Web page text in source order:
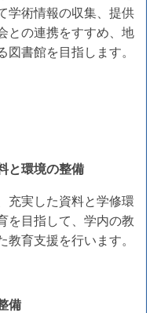
学術情報の収集、提供
との連携をすすめ、地
書館を目指します。
と環境の整備
充実した資料と学修環
を目指して、学内の教
育支援を行います。
備